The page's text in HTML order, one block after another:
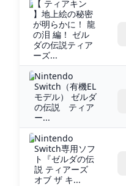
【 ティアキン
】地上絵の秘密
が明らかに！ 龍
の泪 編！ ゼル
ダの伝説ティア
ーズ...
Nintendo
Switch（有機EL
モデル） ゼルダ
の伝説 ティア
ー...
Nintendo
Switch専用ソフ
ト『ゼルダの伝
説 ティアーズ
オブ ザ キ...